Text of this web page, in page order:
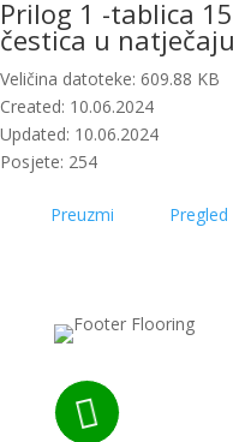
Prilog 1 -tablica
čestica u
Veličina datoteke: 609.88 KB
Created: 10.06.2024
Updated: 10.06.2024
Posjete: 254
Preuzmi Pregled
